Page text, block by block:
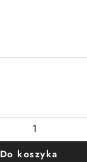
Do koszyka